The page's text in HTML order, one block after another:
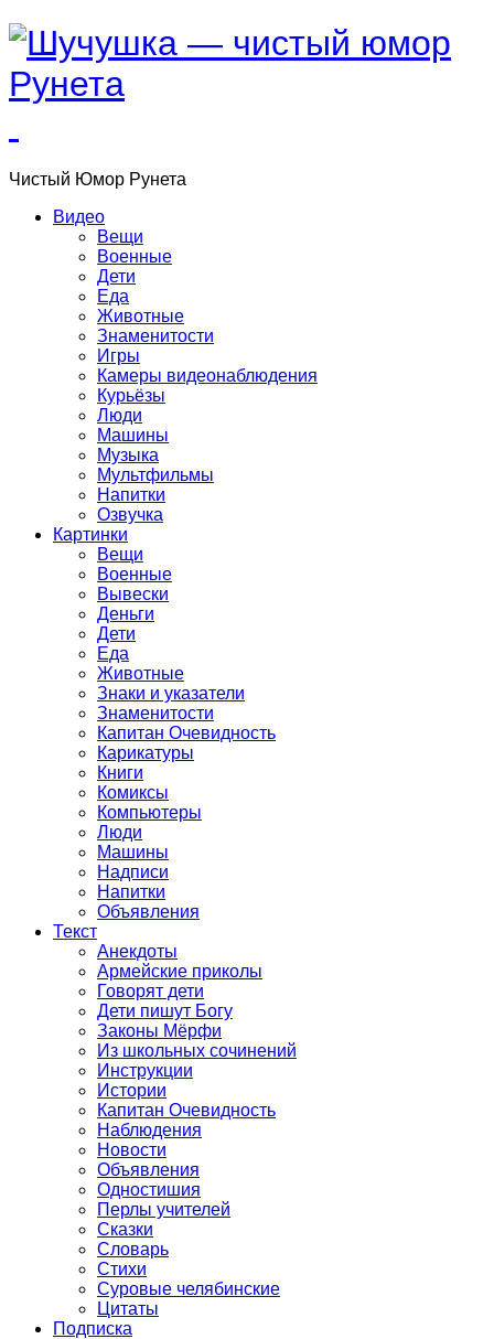
Чистый Юмор Рунета
Видео
Вещи
Военные
Дети
Еда
Животные
Знаменитости
Игры
Камеры видеонаблюдения
Курьёзы
Люди
Машины
Музыка
Мультфильмы
Напитки
Озвучка
Картинки
Вещи
Военные
Вывески
Деньги
Дети
Еда
Животные
Знаки и указатели
Знаменитости
Капитан Очевидность
Карикатуры
Книги
Комиксы
Компьютеры
Люди
Машины
Надписи
Напитки
Объявления
Текст
Анекдоты
Армейские приколы
Говорят дети
Дети пишут Богу
Законы Мёрфи
Из школьных сочинений
Инструкции
Истории
Капитан Очевидность
Наблюдения
Новости
Объявления
Одностишия
Перлы учителей
Сказки
Словарь
Стихи
Суровые челябинские
Цитаты
Подписка